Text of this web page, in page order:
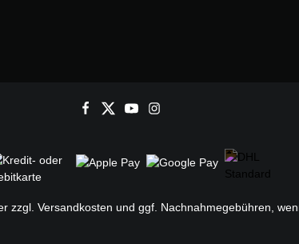
zzgl. Versandkosten und ggf. Nachnahmegebühren,